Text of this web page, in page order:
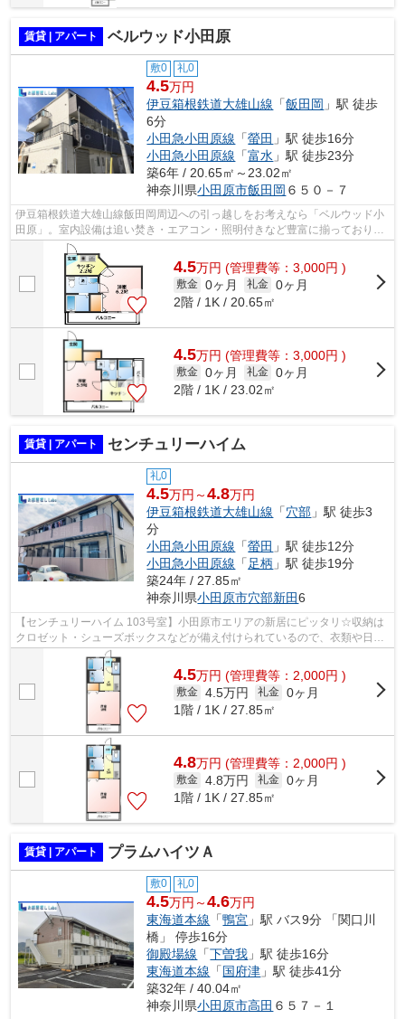
賃貸 | アパート ベルウッド小田原
敷0 礼0
4.5万円
伊豆箱根鉄道大雄山線 「飯田岡 」駅 徒歩
6分
小田急小田原線 「螢田 」駅 徒歩16分
小田急小田原線 「富水 」駅 徒歩23分
築6年 / 20.65㎡～23.02㎡
神奈川県小田原市飯田岡 ６５０－７
伊豆箱根鉄道大雄山線飯田岡周辺への引っ越しをお考えなら「ベルウッド小
田原」。室内設備は追い焚き・エアコン・照明付きなど豊富に揃っており、
過ごしやすいお部屋になっております...
4.5万円 (管理費等：3,000円 )
敷金 0ヶ月 礼金 0ヶ月
2階 / 1K / 20.65㎡
4.5万円 (管理費等：3,000円 )
敷金 0ヶ月 礼金 0ヶ月
2階 / 1K / 23.02㎡
賃貸 | アパート センチュリーハイム
礼0
4.5万円～4.8万円
伊豆箱根鉄道大雄山線 「穴部 」駅 徒歩3
分
小田急小田原線 「螢田 」駅 徒歩12分
小田急小田原線 「 足柄 」駅 徒歩19分
築24年 / 27.85㎡
神奈川県小田原市穴部新田6
【センチュリーハイム 103号室】小田原市エリアの新居にピッタリ☆収納は
クロゼット・シューズボックスなどが備え付けられているので、衣類や日用
品の収納に重宝します☆こちらはTVイン...
4.5万円 (管理費等：2,000円 )
敷金 4.5万円 礼金 0ヶ月
1階 / 1K / 27.85㎡
4.8万円 (管理費等：2,000円 )
敷金 4.8万円 礼金 0ヶ月
1階 / 1K / 27.85㎡
賃貸 | アパート プラムハイツＡ
敷0 礼0
4.5万円～4.6万円
東海道本線 「鴨宮 」駅 バス9分 「関口川
橋」 停歩16分
御殿場線 「下曽我 」駅 徒歩16分
東海道本線 「国府津 」駅 徒歩41分
築32年 / 40.04㎡
神奈川県小田原市高田 ６５７－１